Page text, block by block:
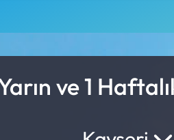
ve 1